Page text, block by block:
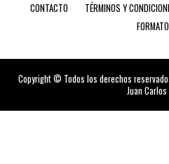
CONTACTO TÉRMINOS Y
Copyright © Todos los derechos
Juan